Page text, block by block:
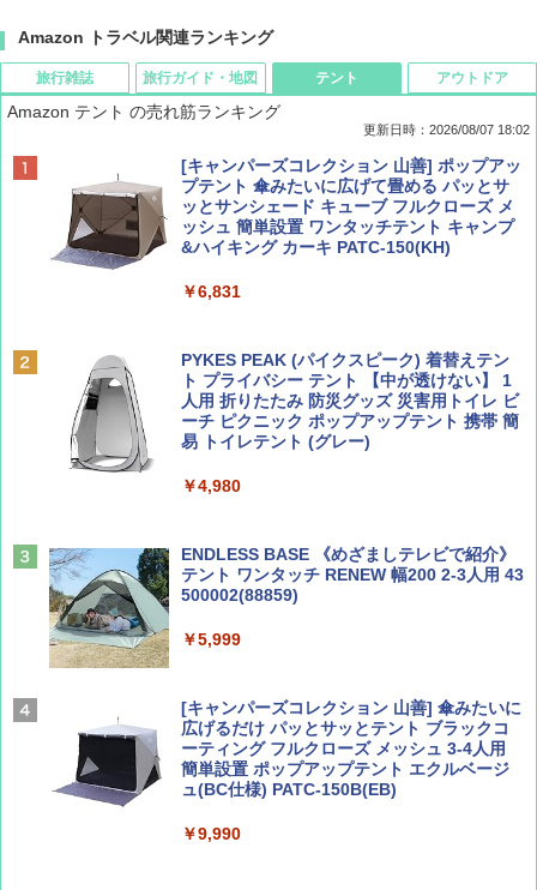
Amazon トラベル関連ランキング
旅行雑誌
ディズニーファン ２０２６年 ９月号 [雑
誌] (ＤＩＳＮＥＹ ＦＡＮ)
￥713
￥1,500
AIRLINE（エアライン）2026年9月号【特
集】ボーイング110周年を祝して！
￥1,760
旅行ガイド・地図
僕が見た未来【完全版】
￥0
￥2,079
球の歩き方A ヨーロッパ
A26 地球の歩き方 チェコ ポーランド スロヴ
ァキア 2026～2027 地球の歩き方A ヨーロッ
テント
Amazon テント の売れ筋ランキング
更新日時：2026/08/07 18:02
[キャンパーズコレクション 山善] ポップアッ
プテント 傘みたいに広げて畳める パッとサ
ッとサンシェード キューブ フルクローズ メ
ッシュ 簡単設置 ワンタッチテント キャンプ
&ハイキング カーキ PATC-150(KH)
￥6,831
PYKES PEAK (パイクスピーク) 着替えテン
ト プライバシー テント 【中が透けない】 1
人用 折りたたみ 防災グッズ 災害用トイレ ビ
ーチ ピクニック ポップアップテント 携帯 簡
易 トイレテント (グレー)
￥4,980
ENDLESS BASE 《めざましテレビで紹介》
テント ワンタッチ RENEW 幅200 2-3人用 43
500002(88859)
￥5,999
[キャンパーズコレクション 山善] 傘みたいに
広げるだけ パッとサッとテント ブラックコ
ーティング フルクローズ メッシュ 3-4人用
簡単設置 ポップアップテント エクルベージ
ュ(BC仕様) PATC-150B(EB)
￥9,990
アウトドア